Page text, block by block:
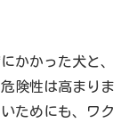
かかった犬と、
険性は高まりま
ためにも、ワク